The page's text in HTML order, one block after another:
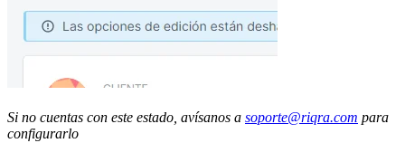
Si no cuentas con este estado, avísanos a soporte@riqra.com para
configurarlo